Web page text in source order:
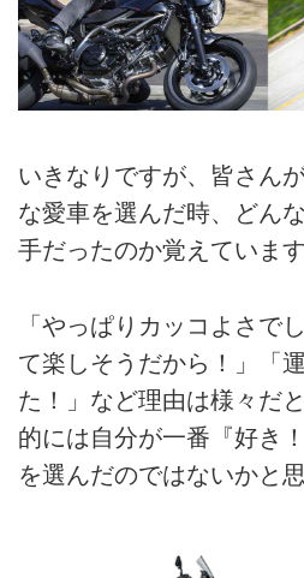
いきなりですが、皆さん
な愛車を選んだ時、どん
手だったのか覚えていま
「やっぱりカッコよさで
て楽しそうだから！」「
た！」など理由は様々だ
的には自分が一番『好き
を選んだのではないかと思